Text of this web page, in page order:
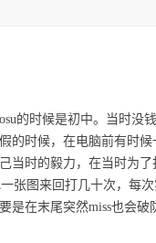
的时候是初中。当时没
的时候，在电脑前有时
当时的毅力，在当时为了
张图来回打几十次，每
是在末尾突然miss也会破